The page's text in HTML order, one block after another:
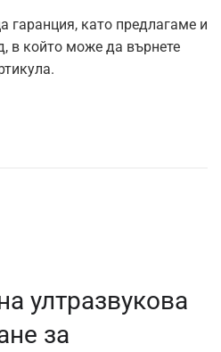
гаранция, като предлагаме и
в който може да върнете
ултразвукова
за